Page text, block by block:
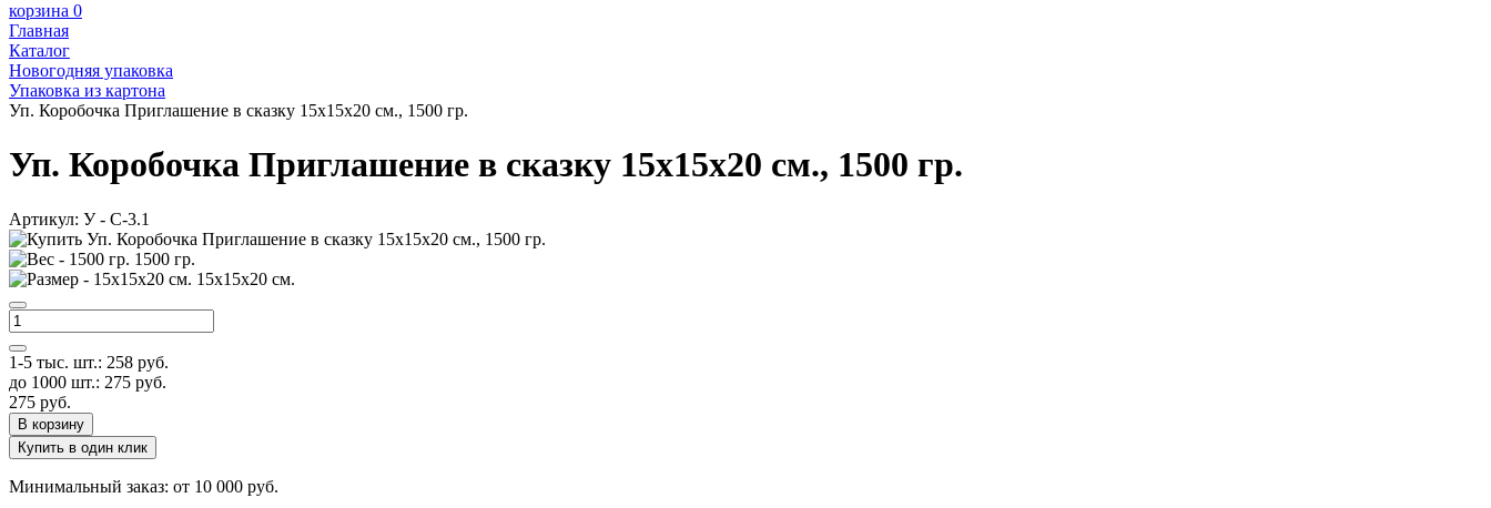
корзина 0
Главная
Каталог
Новогодняя упаковка
Упаковка из картона
Уп. Коробочка Приглашение в сказку 15х15х20 см., 1500 гр.
Уп. Коробочка Приглашение в сказку 15х15х20 см., 1500 гр.
Артикул: У - C-3.1
1500 гр.
15х15х20 см.
1-5 тыс. шт.: 258 руб.
до 1000 шт.: 275 руб.
275 руб.
В корзину
Купить в один клик
Минимальный заказ: от 10 000 руб.